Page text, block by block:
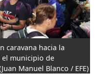
caravana hacia la
municipio de
Manuel Blanco / EFE)